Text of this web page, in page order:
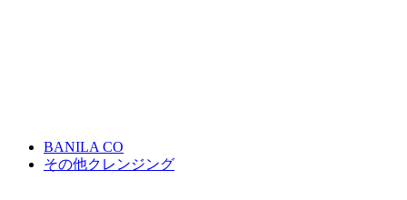
BANILA CO
その他クレンジング